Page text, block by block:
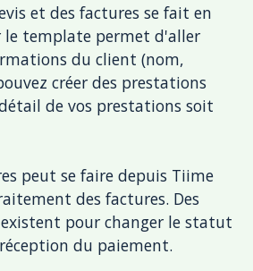
et des factures se fait en
le template permet d'aller
du client (nom,
créer des prestations
de vos prestations soit
peut se faire depuis Tiime
des factures. Des
pour changer le statut
du paiement.